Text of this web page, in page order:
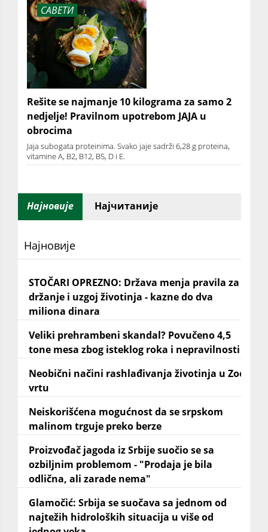
САВЕТИ
Rešite se najmanje 10 kilograma za samo 2
nedjelje! Pravilnom upotrebom JAJA u
obrocima
Jaja subogata proteinima. Svako jaje sadrži 6,28 g proteina,
vitamine A, B2, B12, B5, D i E.
Најновије Најчитаније
Најновије
STOČARI OPREZNO: Država menja pravila za
držanje i uzgoj životinja - kazne do dva
miliona dinara
Veliki prehrambeni skandal? Povučeno 4,5
tone mesa zbog isteklog roka i nepravilnosti
Neobični načini rashlađivanja životinja u Zoo
vrtu
Neiskorišćena mogućnost da se srpskom
malinom trguje preko berze
Proizvođač jagoda iz Srbije suočio se sa
ozbiljnim problemom - "Prodaja je bila
odlična, ali zarade nema"
Glamočić: Srbija se suočava sa jednom od
najtežih hidroloških situacija u više od